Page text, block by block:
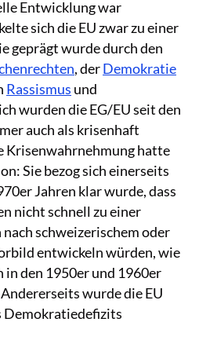
Entwicklung war
sich die EU zwar zu einer
geprägt wurde durch den
, derDemokratie
Rassismus und
wurden die EG/EU seit den
auch als krisenhaft
Krisenwahrnehmung hatte
Sie bezog sich einerseits
Jahren klar wurde, dass
nicht schnell zu einer
schweizerischem oder
entwickeln würden, wie
in den 1950er und 1960er
wurde die EU
Demokratiedefizits